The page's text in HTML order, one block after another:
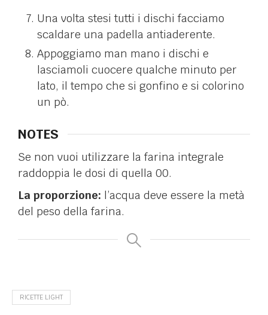
Una volta stesi tutti i dischi facciamo
scaldare una padella antiaderente.
Appoggiamo man mano i dischi e
lasciamoli cuocere qualche minuto per
lato, il tempo che si gonfino e si colorino
un pò.
NOTES
Se non vuoi utilizzare la farina integrale
raddoppia le dosi di quella 00.
La proporzione: l’acqua deve essere la metà
del peso della farina.
RICETTE LIGHT